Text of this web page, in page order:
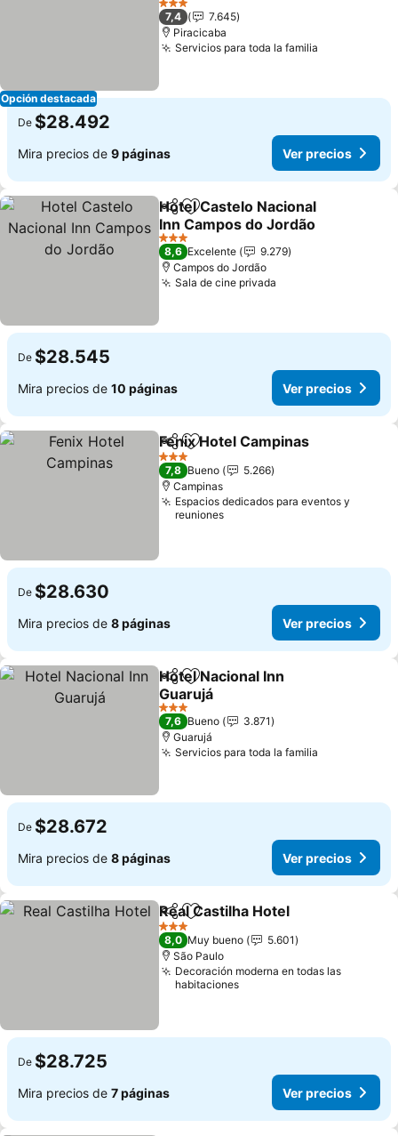
Opción destacada
3 Estrellas
7,4
7.645
Piracicaba
Servicios para toda la familia
De $28.492
Mira precios de 9 páginas Ver precios
CompartirAgregar a favoritos
Hotel Castelo Nacional
Inn Campos do Jordão
3 Estrellas
8,6 Excelente
9.279
Campos do Jordão
Sala de cine privada
De $28.545
Mira precios de 10 páginas Ver precios
CompartirAgregar a favoritos
Fenix Hotel Campinas
3 Estrellas
7,8 Bueno
5.266
Campinas
Espacios dedicados para eventos y
reuniones
De $28.630
Mira precios de 8 páginas Ver precios
CompartirAgregar a favoritos
Hotel Nacional Inn
Guarujá
3 Estrellas
7,6 Bueno
3.871
Guarujá
Servicios para toda la familia
De $28.672
Mira precios de 8 páginas Ver precios
CompartirAgregar a favoritos
Real Castilha Hotel
3 Estrellas
8,0 Muy bueno
5.601
São Paulo
Decoración moderna en todas las
habitaciones
De $28.725
Mira precios de 7 páginas Ver precios